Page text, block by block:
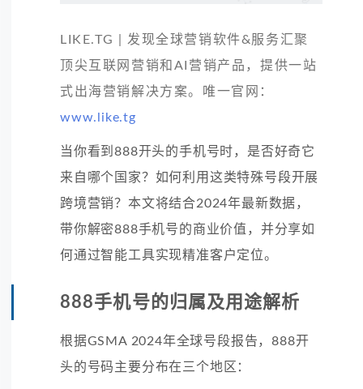
LIKE.TG | 发现全球营销软件&服务汇聚
顶尖互联网营销和AI营销产品，提供一站
式出海营销解决方案。唯一官网：
www.like.tg
当你看到888开头的手机号时，是否好奇它
来自哪个国家？如何利用这类特殊号段开展
跨境营销？本文将结合2024年最新数据，
带你解密888手机号的商业价值，并分享如
何通过智能工具实现精准客户定位。
888手机号的归属及用途解析
根据GSMA 2024年全球号段报告，888开
头的号码主要分布在三个地区：